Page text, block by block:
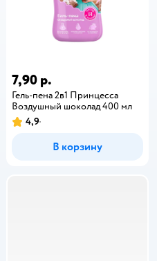
7,90 р.
Гель-пена 2в1 Принцесса
Воздушный шоколад 400 мл
4,9
В корзину